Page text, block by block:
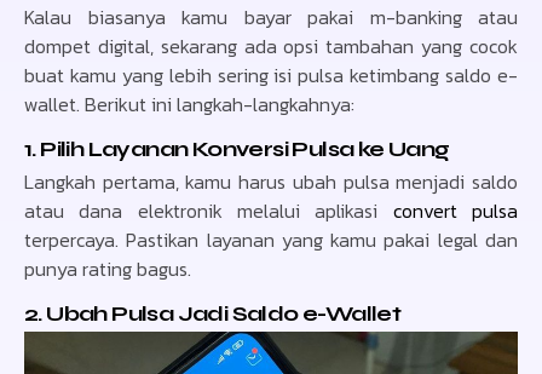
Kalau biasanya kamu bayar pakai m-banking atau
dompet digital, sekarang ada opsi tambahan yang cocok
buat kamu yang lebih sering isi pulsa ketimbang saldo e-
wallet. Berikut ini langkah-langkahnya:
1. Pilih Layanan Konversi Pulsa ke Uang
Langkah pertama, kamu harus ubah pulsa menjadi saldo
atau dana elektronik melalui aplikasi convert pulsa
terpercaya. Pastikan layanan yang kamu pakai legal dan
punya rating bagus.
2. Ubah Pulsa Jadi Saldo e-Wallet